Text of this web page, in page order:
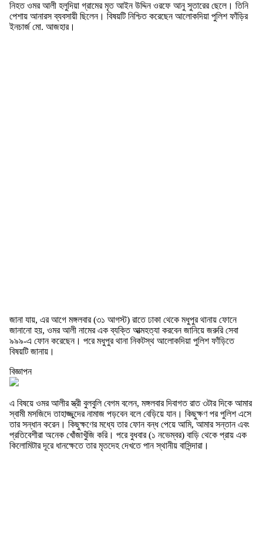
নিহত ওমর আলী হলুদিয়া গ্রামের মৃত আইন উদ্দিন ওরফে আনু সুতারের ছেলে। তিনি
পেশায় আনারস ব্যবসায়ী ছিলেন। বিষয়টি নিশ্চিত করেছেন আলোকদিয়া পুলিশ ফাঁড়ির
ইনচার্জ মো. আজহার।
জানা যায়, এর আগে মঙ্গলবার (৩১ আগস্ট) রাতে ঢাকা থেকে মধুপুর থানায় ফোনে
জানানো হয়, ওমর আলী নামের এক ব্যক্তি আত্মহত্যা করবেন জানিয়ে জরুরি সেবা
৯৯৯-এ ফোন করেছেন। পরে মধুপুর থানা নিকটস্থ আলোকদিয়া পুলিশ ফাঁড়িতে
বিষয়টি জানায়।
বিজ্ঞাপন
এ বিষয়ে ওমর আলীর স্ত্রী বুলবুলি বেগম বলেন, মঙ্গলবার দিবাগত রাত ৩টার দিকে আমার
স্বামী মসজিদে তাহাজ্জুদের নামাজ পড়বেন বলে বেড়িয়ে যান। কিছুক্ষণ পর পুলিশ এসে
তার সন্ধান করেন। কিছুক্ষণের মধ্যে তার ফোন বন্ধ পেয়ে আমি, আমার সন্তান এবং
প্রতিবেশীরা অনেক খোঁজাখুঁজি করি। পরে বুধবার (১ নভেম্বর) বাড়ি থেকে প্রায় এক
কিলোমিটার দূরে ধানক্ষেতে তার মৃতদেহ দেখতে পান স্থানীয় বাসিন্দারা।